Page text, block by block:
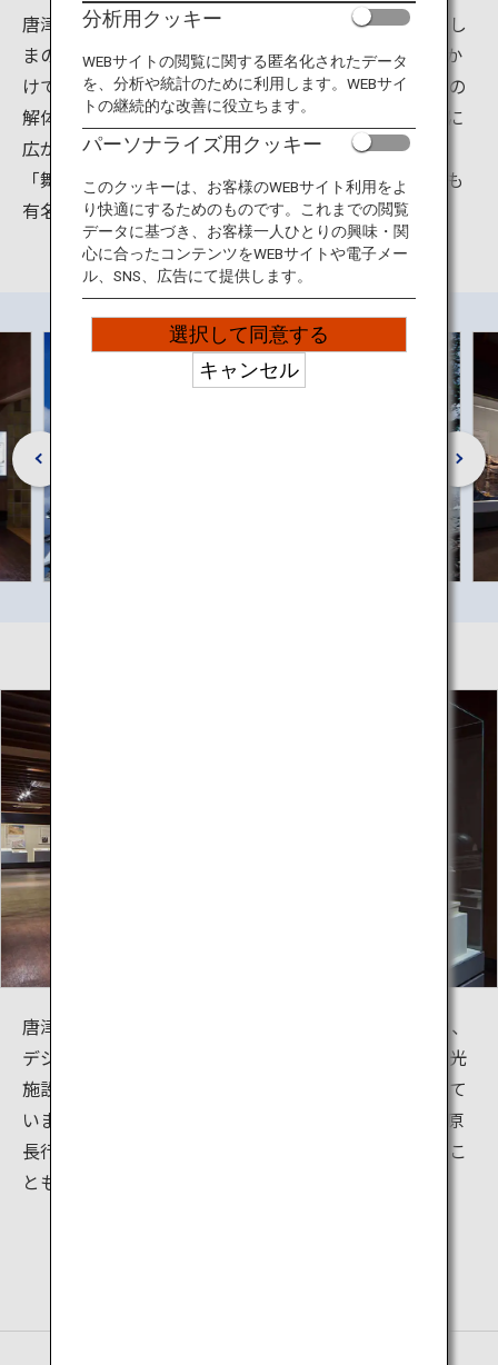
唐津城は豊臣秀吉の家臣、寺沢志摩守広高（てらさわし
まのかみひろたか）により、1602年から7年の歳月をか
けて作られました。築城にあたっては、肥前名護屋城の
解体資材が用いられたといわれています。城から東西に
広がった砂浜が、翼を拡げた鶴に見えることから別名
「舞鶴城」とも呼ばれています。桜や藤の名所としても
有名です。
唐津城の天守閣内は2017年にリニューアルされており、
デジタルサイネージを活用し、唐津城を拠点とした観光
施設や食事処、おみやげ処などの観光ルートを紹介して
います。また、体験コーナーでは、豊臣秀吉公や小笠原
長行公の兜等のレプリカ衣装を着用し、記念撮影するこ
ともできます。
分析用クッキー
WEBサイトの閲覧に関する匿名化されたデータ
を、分析や統計のために利用します。WEBサイ
トの継続的な改善に役立ちます。
パーソナライズ用クッキー
このクッキーは、お客様のWEBサイト利用をよ
り快適にするためのものです。これまでの閲覧
データに基づき、お客様一人ひとりの興味・関
心に合ったコンテンツをWEBサイトや電子メー
ル、SNS、広告にて提供します。
選択して同意する
キャンセル